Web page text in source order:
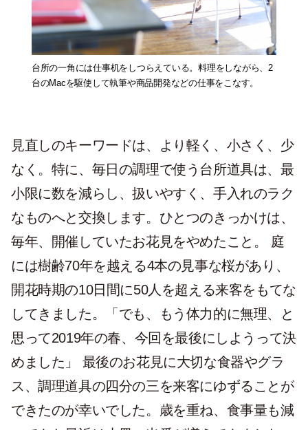
台所の一角には仕事机をしつらえている。料理をしながら、2
台のMacを駆使して執筆や商品開発などの仕事をこなす。
見直しのキーワードは、より軽く、小さく、少
なく。特に、毎日の調理で使う台所道具は、最
小限に数を減らし、扱いやすく、手入れのラク
なものへと交換します。ひとつのきっかけは、
毎年、開催していたお花見をやめたこと。 庭
には樹齢70年を越える4本の見事な桜があり、
開花時期の10日間に50人を超える来客をもてな
してきました。「でも、もう体力的に無理、と
思って2019年の春、今回を最後にしようって決
めました」 最後のお花見に大切な食器やグラ
ス、調理道具の四分の三を来客にゆずることが
できたのが幸いでした。歳を重ね、食事量も減